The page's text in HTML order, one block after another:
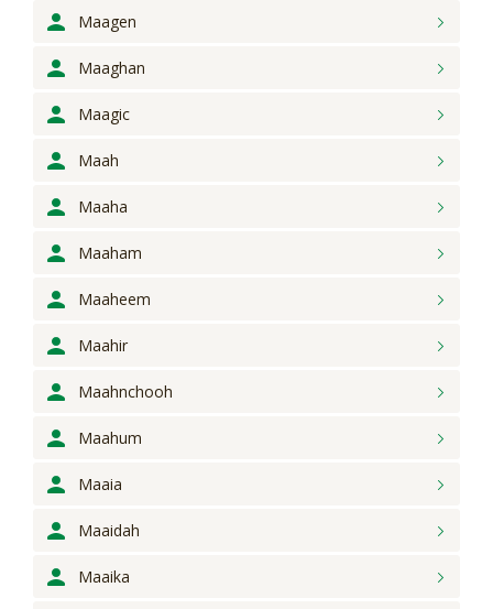
Maagen
Maaghan
Maagic
Maah
Maaha
Maaham
Maaheem
Maahir
Maahnchooh
Maahum
Maaia
Maaidah
Maaika